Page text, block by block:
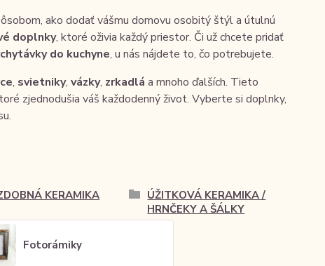
ako dodať vášmu domovu osobitý štýl a útulnú
doplnky, ktoré oživia každý priestor. Či už chcete pridať
do kuchyne, u nás nájdete to, čo potrebujete.
, svietniky, vázky, zrkadlá a mnoho ďalších. Tieto
zjednodušia váš každodenný život. Vyberte si doplnky,
KERAMIKA
ÚŽITKOVÁ KERAMIKA /
HRNČEKY A ŠÁLKY
Fotorámiky